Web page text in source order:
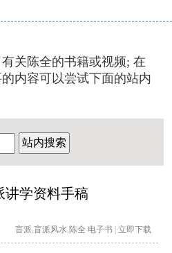
关陈全的书籍或视频; 在
内容可以尝试下面的站内
站内搜索
讲学资料手稿
盲派,盲派风水, 陈全 电子书 立即下载